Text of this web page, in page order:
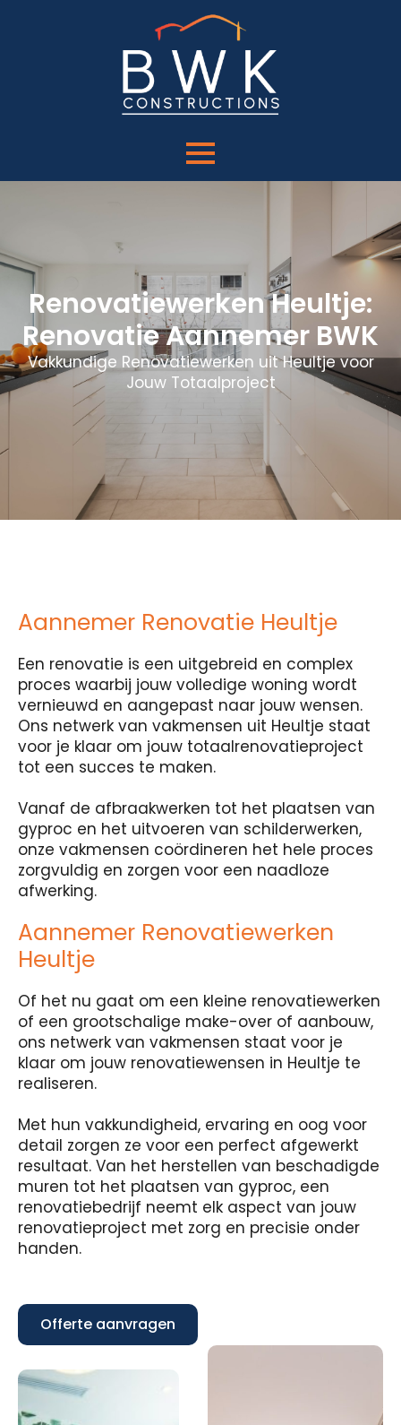
Renovatiewerken Heultje:
Renovatie Aannemer BWK
Vakkundige Renovatiewerken uit Heultje voor
Jouw Totaalproject
Aannemer Renovatie Heultje
Een renovatie is een uitgebreid en complex
proces waarbij jouw volledige woning wordt
vernieuwd en aangepast naar jouw wensen.
Ons netwerk van vakmensen uit Heultje staat
voor je klaar om jouw totaalrenovatieproject
tot een succes te maken.
Vanaf de afbraakwerken tot het plaatsen van
gyproc en het uitvoeren van schilderwerken,
onze vakmensen coördineren het hele proces
zorgvuldig en zorgen voor een naadloze
afwerking.
Aannemer Renovatiewerken
Heultje
Of het nu gaat om een kleine renovatiewerken
of een grootschalige make-over of aanbouw,
ons netwerk van vakmensen staat voor je
klaar om jouw renovatiewensen in Heultje te
realiseren.
Met hun vakkundigheid, ervaring en oog voor
detail zorgen ze voor een perfect afgewerkt
resultaat. Van het herstellen van beschadigde
muren tot het plaatsen van gyproc, een
renovatiebedrijf neemt elk aspect van jouw
renovatieproject met zorg en precisie onder
handen.
Offerte aanvragen